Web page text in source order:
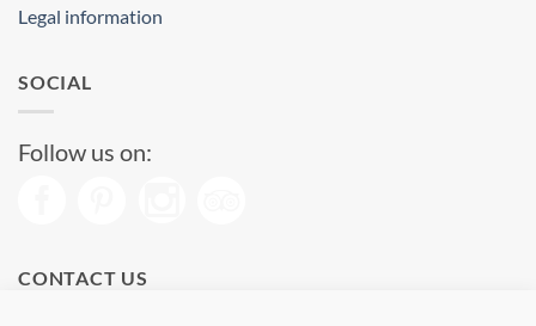
Legal information
SOCIAL
Follow us on:
CONTACT US